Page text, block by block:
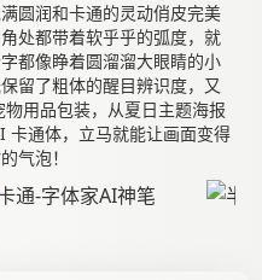
圆润和卡通的灵动俏皮完美
处都带着软乎乎的弧度，就
都像睁着圆溜溜大眼睛的小
留了粗体的醒目辨识度，又
用品包装，从夏日主题海报
卡通体，立马就能让画面变得
气泡！